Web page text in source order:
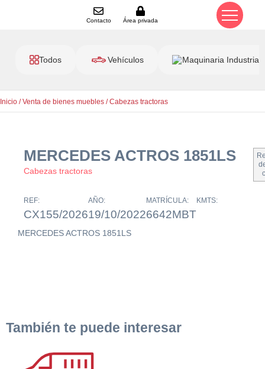
Contacto Área privada
Todos Vehículos Maquinaria Industrial
Inicio /Venta de bienes muebles /Cabezas tractoras
MERCEDES ACTROS 1851LS
Cabezas tractoras
REF:
CX155/2026
AÑO:
19/10/2022
MATRÍCULA:
6642MBT
KMTS:
MERCEDES ACTROS 1851LS
También te puede interesar